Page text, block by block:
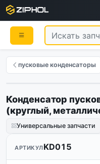
пусковые конденсаторы
Конденсатор
(круглый,
Универсальные запчасти
АРТИКУЛKD015